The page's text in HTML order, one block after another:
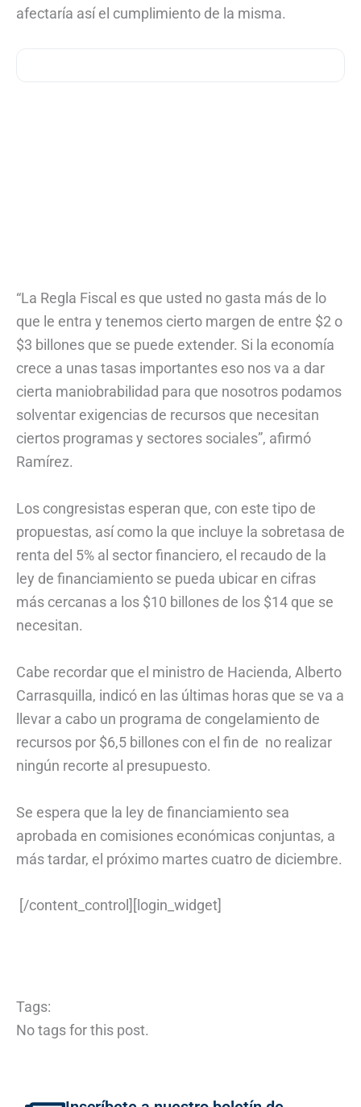
afectaría así el cumplimiento de la misma.
“La Regla Fiscal es que usted no gasta más de lo
que le entra y tenemos cierto margen de entre $2 o
$3 billones que se puede extender. Si la economía
crece a unas tasas importantes eso nos va a dar
cierta maniobrabilidad para que nosotros podamos
solventar exigencias de recursos que necesitan
ciertos programas y sectores sociales”, afirmó
Ramírez.
Los congresistas esperan que, con este tipo de
propuestas, así como la que incluye la sobretasa de
renta del 5% al sector financiero, el recaudo de la
ley de financiamiento se pueda ubicar en cifras
más cercanas a los $10 billones de los $14 que se
necesitan.
Cabe recordar que el ministro de Hacienda, Alberto
Carrasquilla, indicó en las últimas horas que se va a
llevar a cabo un programa de congelamiento de
recursos por $6,5 billones con el fin de no realizar
ningún recorte al presupuesto.
Se espera que la ley de financiamiento sea
aprobada en comisiones económicas conjuntas, a
más tardar, el próximo martes cuatro de diciembre.
[/content_control][login_widget]
Tags:
No tags for this post.